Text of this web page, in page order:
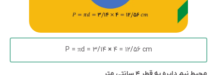
P = πd = ۳/۱۴ ×۴ = ۱۲/۵۶ cm